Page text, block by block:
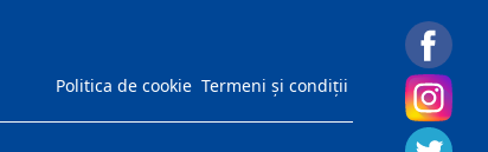
Politica de cookie Termeni și condiții